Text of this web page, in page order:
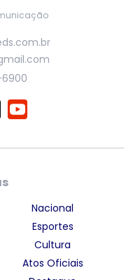
6900
Nacional
Esportes
Cultura
Atos Oficiais